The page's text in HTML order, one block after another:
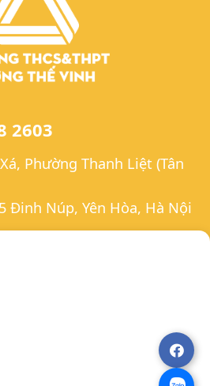
2603
Phường Thanh Liệt (Tân
Đinh Núp, Yên Hòa, Hà Nội